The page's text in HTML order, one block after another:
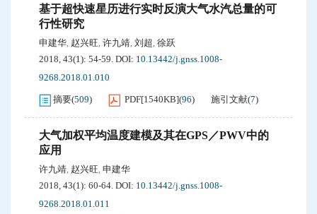
基于超快速星历进行实时反演大气水汽总量的可
行性研究
申建华, 赵兴旺, 许九靖, 刘超, 徐跃
2018, 43(1): 54-59. DOI: 10.13442/j.gnss.1008-
9268.2018.01.010
摘要(509) PDF[1540KB](96) 施引文献(7)
大气加权平均温度建模及其在GPS／PWV中的
应用
许九靖, 赵兴旺, 申建华
2018, 43(1): 60-64. DOI: 10.13442/j.gnss.1008-
9268.2018.01.011